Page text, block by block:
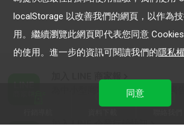
為中小型商家提供LINE最新的廣
加入 LINE 企業行銷快訊
localStorage 以改善我們的網頁，以作為
用。繼續瀏覽此網頁即代表您同意
的使用。進一步的資訊可閱讀我們的隱私
同意